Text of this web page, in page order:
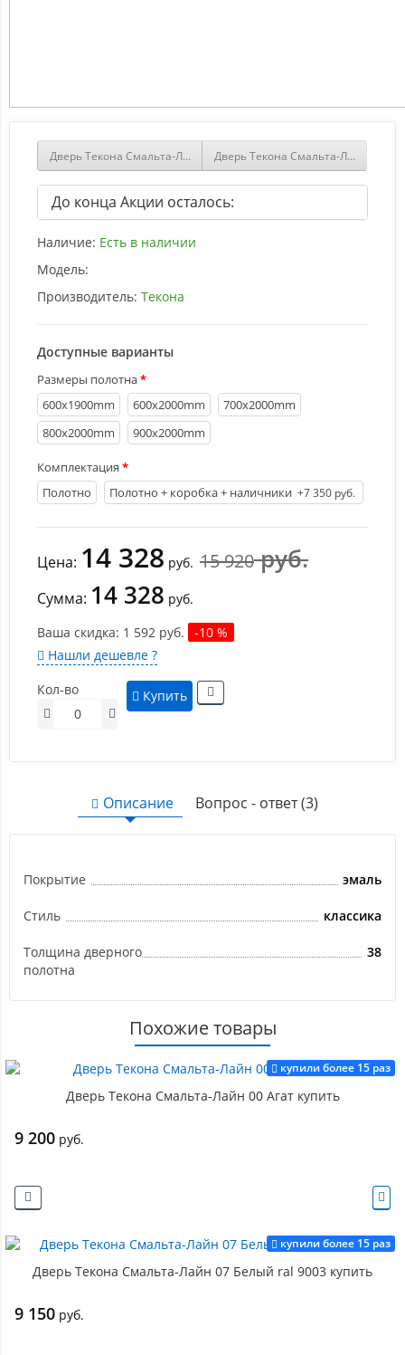
Дверь Текона Смальта-Лайн 03 Белый купитьДверь Текона Смальта-Лайн 05
До конца Акции осталось:
Наличие: Есть в наличии
Модель:
Производитель: Текона
Доступные варианты
Размеры полотна
600х1900mm
600х2000mm
700х2000mm
800х2000mm
900х2000mm
Комплектация
Полотно
Полотно + коробка + наличники +7 350 руб.
Цена: 14 328 руб. 15 920руб.
Сумма: 14 328 руб.
Ваша cкидка: 1 592 руб.
-10 %
Нашли дешевле ?
Кол-во
Купить
Описание Вопрос - ответ (3)
Покрытие эмаль
Стиль классика
Толщина дверного
полотна
38
Похожие товары
купили более 15 раз
Дверь Текона Смальта-Лайн 00 Агат купить
9 200 руб.
купили более 15 раз
Дверь Текона Смальта-Лайн 07 Белый ral 9003 купить
9 150 руб.